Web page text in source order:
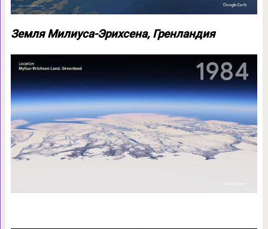
Земля Милиуса-Эрихсена, Гренландия